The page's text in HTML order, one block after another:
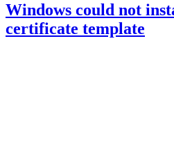
Windows could not
certificate template